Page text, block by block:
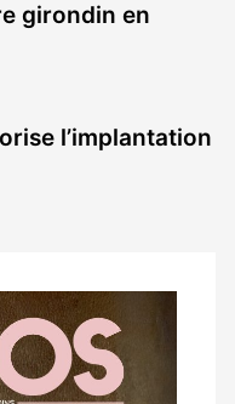
girondin en
l’implantation